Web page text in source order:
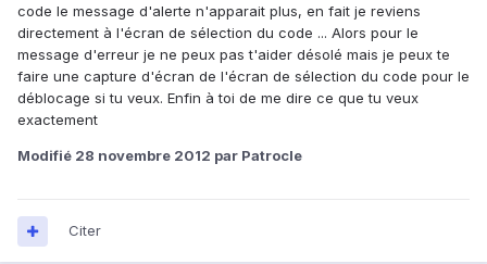
code le message d'alerte n'apparait plus, en fait je reviens
directement à l'écran de sélection du code ... Alors pour le
message d'erreur je ne peux pas t'aider désolé mais je peux te
faire une capture d'écran de l'écran de sélection du code pour le
déblocage si tu veux. Enfin à toi de me dire ce que tu veux
exactement
Modifié 28 novembre 2012 par Patrocle
Citer